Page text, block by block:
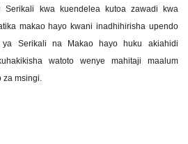
Serikali kwa kuendelea kutoa zawadi kwa
makao hayo kwani inadhihirisha upendo
Serikali na Makao hayo huku akiahidi
watoto wenye mahitaji maalum
msingi.